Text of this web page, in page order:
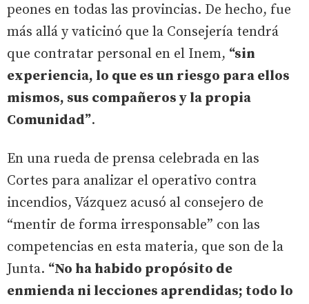
peones en todas las provincias. De hecho, fue
más allá y vaticinó que la Consejería tendrá
que contratar personal en el Inem, “sin
experiencia, lo que es un riesgo para ellos
mismos, sus compañeros y la propia
Comunidad”.
En una rueda de prensa celebrada en las
Cortes para analizar el operativo contra
incendios, Vázquez acusó al consejero de
“mentir de forma irresponsable” con las
competencias en esta materia, que son de la
Junta. “No ha habido propósito de
enmienda ni lecciones aprendidas; todo lo